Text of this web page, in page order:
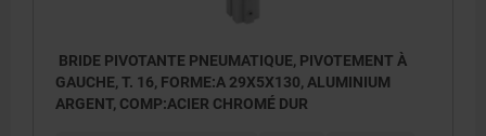
BRIDE PIVOTANTE PNEUMATIQUE, PIVOTEMENT À
GAUCHE, T. 16, FORME:A 29X5X130, ALUMINIUM
ARGENT, COMP:ACIER CHROMÉ DUR